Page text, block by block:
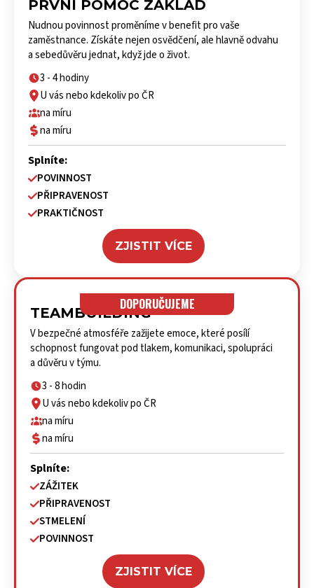
PRVNÍ POMOC ZÁKLAD
Nudnou povinnost proměníme v benefit pro vaše
zaměstnance. Získáte nejen osvědčení, ale hlavně odvahu
a sebedůvěru jednat, když jde o život.
3 - 4 hodiny
U vás nebo kdekoliv po ČR
na míru
na míru
Splníte:
POVINNOST
PŘIPRAVENOST
PRAKTIČNOST
ZJISTIT VÍCE
DOPORUČUJEME
TEAMBUILDING
V bezpečné atmosféře zažijete emoce, které posílí
schopnost fungovat pod tlakem, komunikaci, spolupráci
a důvěru v týmu.
3 - 8 hodin
U vás nebo kdekoliv po ČR
na míru
na míru
Splníte:
ZÁŽITEK
PŘIPRAVENOST
STMELENÍ
POVINNOST
ZJISTIT VÍCE